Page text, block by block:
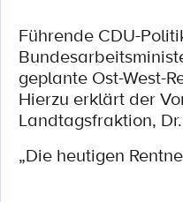
Führende CDU-
geplante Ost-West-
Hierzu erklärt der
Landtagsfraktion,
„Die heutigen